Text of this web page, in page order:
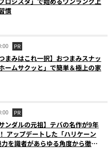
慣
PR
まみはこれ一択】おつまみスナッ
ームサクッと」で簡単＆極上の家
PR
ンダルの元祖】テバの名作が9年
アップデートした「ハリケーン
を識者があらゆる角度から徹底